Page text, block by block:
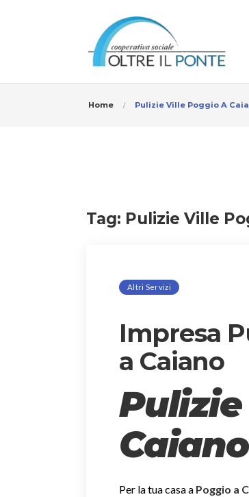
Home Pulizie Ville Poggio A
Tag: Pulizie Ville
Altri Servizi
Impresa
a Caiano
Caiano
Per la tua casa a Poggio a